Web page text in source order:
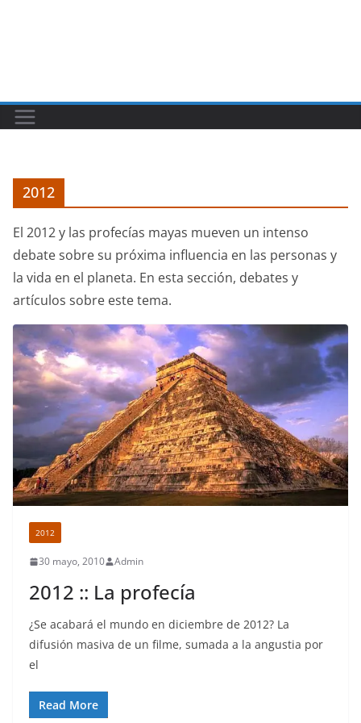
2012
El 2012 y las profecías mayas mueven un intenso
debate sobre su próxima influencia en las personas y
la vida en el planeta. En esta sección, debates y
artículos sobre este tema.
2012
30 mayo, 2010 Admin
2012 :: La profecía
¿Se acabará el mundo en diciembre de 2012? La
difusión masiva de un filme, sumada a la angustia por
el
Read More